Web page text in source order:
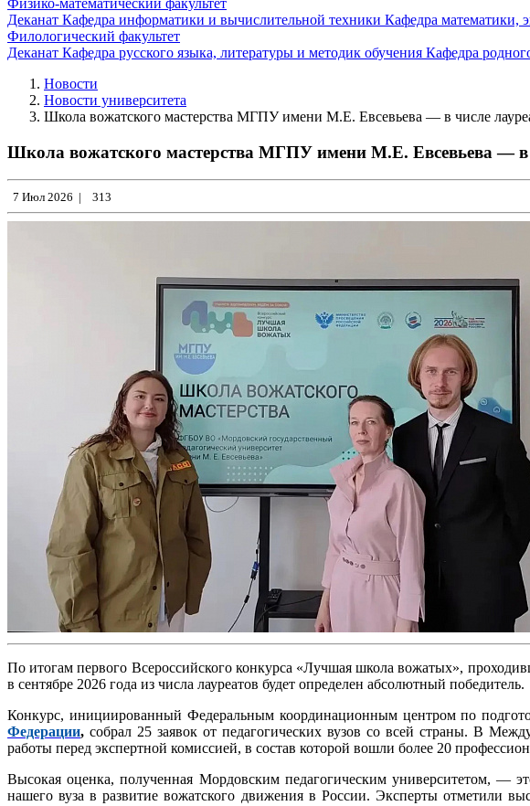
Деканат Кафедра информатики и вычислительной техники Кафедра математики,
Филологический факультет
Деканат Кафедра русского языка, литературы и методик обучения Кафедра
Новости
Новости университета
Школа вожатского мастерства МГПУ имени М.Е. Евсевьева — в числе
Школа вожатского мастерства МГПУ имени М.Е. Евсевьева — в
7 Июл 2026 | 313
По итогам первого Всероссийского конкурса «Лучшая школа вожатых»,
в сентябре 2026 года из числа лауреатов будет определен абсолютный победитель.
Конкурс, инициированный Федеральным координационным центром по
Федерации, собрал 25 заявок от педагогических вузов со всей страны. В
работы перед экспертной комиссией, в состав которой вошли более 20
Высокая оценка, полученная Мордовским педагогическим университетом, —
нашего вуза в развитие вожатского движения в России. Эксперты отметили